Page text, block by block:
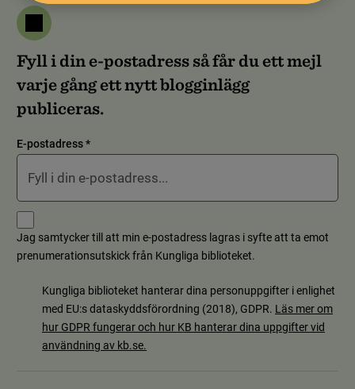
Fyll i din e-postadress så får du ett mejl
varje gång ett nytt blogginlägg
publiceras.
E-postadress*
Jag samtycker till att min e-postadress lagras i syfte att ta emot
prenumerationsutskick från Kungliga biblioteket.
Kungliga biblioteket hanterar dina personuppgifter i enlighet
med EU:s dataskyddsförordning (2018), GDPR. Läs mer om
hur GDPR fungerar och hur KB hanterar dina uppgifter vid
användning av kb.se.